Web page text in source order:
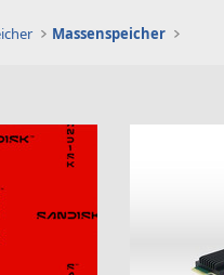
Massenspeicher